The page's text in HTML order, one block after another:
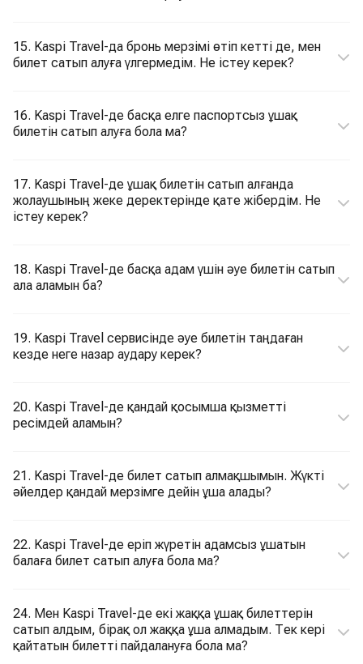
15. Kaspi Travel-да бронь мерзімі өтіп кетті де, мен
билет сатып алуға үлгермедім. Не істеу керек?
16. Kaspi Travel-де басқа елге паспортсыз ұшақ
билетін сатып алуға бола ма?
17. Kaspi Travel-де ұшақ билетін сатып алғанда
жолаушының жеке деректерінде қате жібердім. Не
істеу керек?
18. Kaspi Travel-де басқа адам үшін әуе билетін сатып
ала аламын ба?
19. Kaspi Travel сервисінде әуе билетін таңдаған
кезде неге назар аудару керек?
20. Kaspi Travel-де қандай қосымша қызметті
ресімдей аламын?
21. Kaspi Travel-де билет сатып алмақшымын. Жүкті
әйелдер қандай мерзімге дейін ұша алады?
22. Kaspi Travel-де еріп жүретін адамсыз ұшатын
балаға билет сатып алуға бола ма?
24. Мен Kaspi Travel-де екі жаққа ұшақ билеттерін
сатып алдым, бірақ ол жаққа ұша алмадым. Тек кері
қайтатын билетті пайдалануға бола ма?